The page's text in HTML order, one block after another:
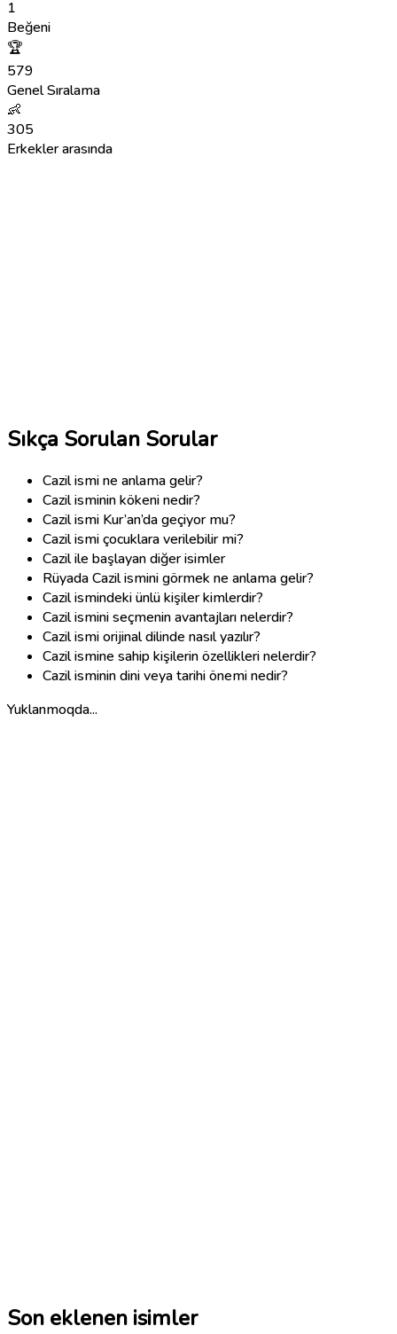
1
Beğeni
🏆
579
Genel Sıralama
👶
305
Erkekler arasında
Sıkça Sorulan Sorular
Cazil ismi ne anlama gelir?
Cazil isminin kökeni nedir?
Cazil ismi Kur’an’da geçiyor mu?
Cazil ismi çocuklara verilebilir mi?
Cazil ile başlayan diğer isimler
Rüyada Cazil ismini görmek ne anlama gelir?
Cazil ismindeki ünlü kişiler kimlerdir?
Cazil ismini seçmenin avantajları nelerdir?
Cazil ismi orijinal dilinde nasıl yazılır?
Cazil ismine sahip kişilerin özellikleri nelerdir?
Cazil isminin dini veya tarihi önemi nedir?
Yuklanmoqda...
Son eklenen isimler